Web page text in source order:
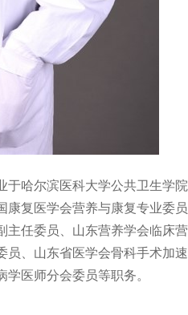
哈尔滨医科大学公共卫生学
复医学会营养与康复专业委
任委员、山东营养学会临床
、山东省医学会骨科手术加
医师分会委员等职务。